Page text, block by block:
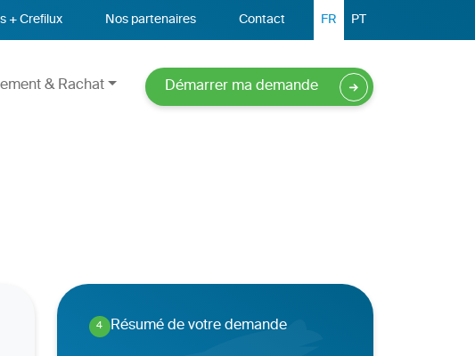
+ Crefilux Nos partenaires Contact FR PT
& Rachat Démarrer ma demande
4
. Résumé de votre demande